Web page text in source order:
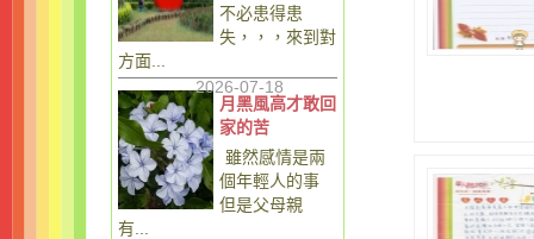
不必患得患
失，，，來到對
方面...
2026-07-18
月黑風高才敢回
家的苦
雖然感情是兩
個年輕人的事
但是父母親
有...